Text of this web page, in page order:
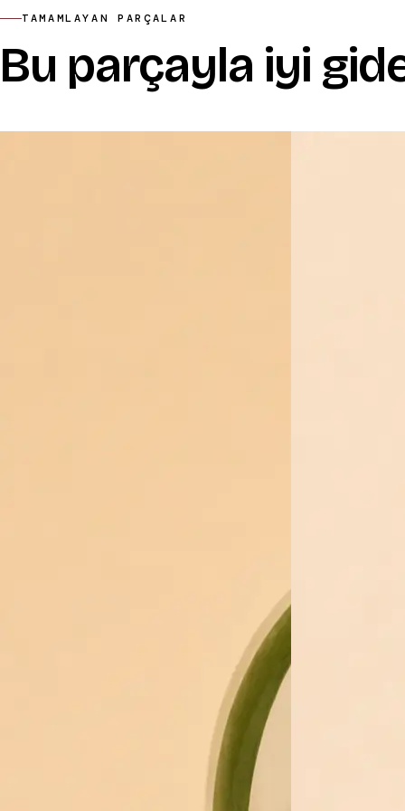
TAMAMLAYAN PARÇALAR
Bu parçayla iyi